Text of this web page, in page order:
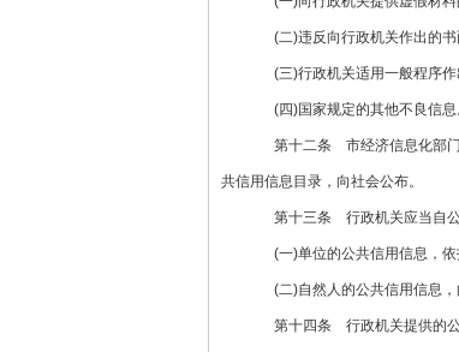
(二)违反向行政机关作出的书
(三)行政机关适用一般程序作
(四)国家规定的其他不良信息
第十二条 市经济信息化部门与
共信用信息目录，向社会公布。
第十三条 行政机关应当自公
(一)单位的公共信用信息，依
(二)自然人的公共信用信息，
第十四条 行政机关提供的公共